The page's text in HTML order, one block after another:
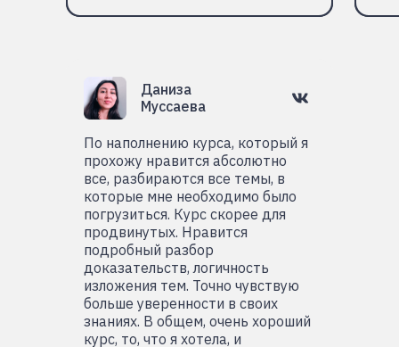
Вениамин
Жиленко
Подход к обучению команды
proglib academy очень
положительно сказывается
на получении опыта, а так же
позволяет оставлять в целости
и сохранности творческие
Читать полностью
Даниза
Муссаева
По наполнению курса, который я
прохожу нравится абсолютно
все, разбираются все темы, в
которые мне необходимо было
погрузиться. Курс скорее для
продвинутых. Нравится
подробный разбор
доказательств, логичность
изложения тем. Точно чувствую
больше уверенности в своих
знаниях. В общем, очень хороший
курс, то, что я хотела, и